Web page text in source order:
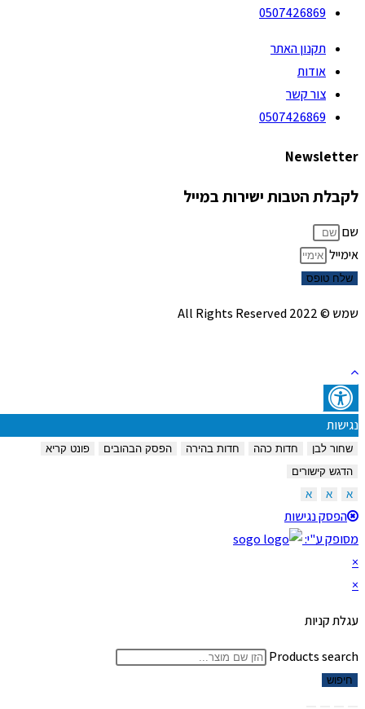
0507426869
תקנון האתר
אודות
צור קשר
0507426869
Newsletter
לקבלת הטבות ישירות במייל
שם
אימייל
שלח טופס
שמש © 2022 All Rights Reserved
נגישות
שחור לבן חדות כהה חדות בהירה הפסק הבהובים
פונט קריא
הדגש קישורים
הפסק נגישות
מסופק ע"י:
עגלת קניות
Products search
חיפוש